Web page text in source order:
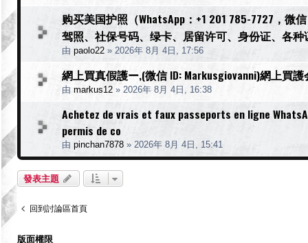
购买美国护照（WhatsApp：+1 201 785-7727，
驾照、社保号码、绿卡、居留许可、身份证、各
由 paolo22 » 2026年 8月 4日, 17:56
網上買真假護ー,(微信 ID: Markusgiovanni)網上買
由 markus12 » 2026年 8月 4日, 16:38
Achetez de vrais et faux passeports en ligne
permis de co
由 pinchan7878 » 2026年 8月 4日, 15:41
發表主題
回到討論區首頁
版面權限